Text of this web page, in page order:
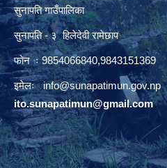
सुनापति गाउँपालिका
सुनापति - ३ हिलेदेवी रामेछाप
फोन ः 9854066840,9843151369
इमेलः info@sunapatimun.gov.np
ito.sunapatimun@gmail.com